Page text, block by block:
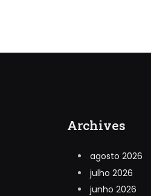
Archives
agosto 2026
julho 2026
junho 2026